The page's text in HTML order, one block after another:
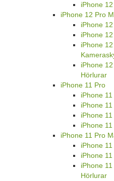
iPhone
iPhone 12 Pro
iPhone
iPhone
iPhone
iPhone
Hörlurar
iPhone 11 Pro
iPhone
iPhone
iPhone
iPhone
iPhone 11 Pro
iPhone
iPhone
iPhone
Hörlurar